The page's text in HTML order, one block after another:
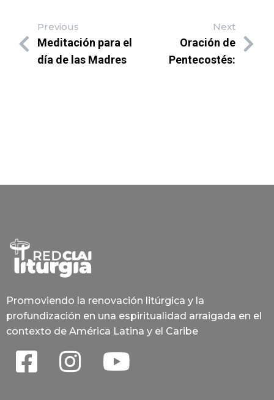
Previous
Meditación para el
día de las Madres
Next
Oración de
Pentecostés:
Promoviendo la renovación litúrgica y la
profundización en una espiritualidad arraigada en el
contexto de América Latina y el Caribe